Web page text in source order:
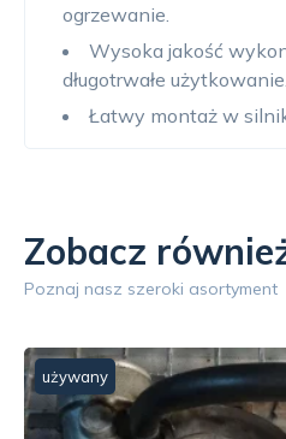
ogrzewanie.
Wysoka jakość
długotrwałe użytkowanie.
Łatwy montaż w
Zobacz
Poznaj nasz szeroki asortyment
używany